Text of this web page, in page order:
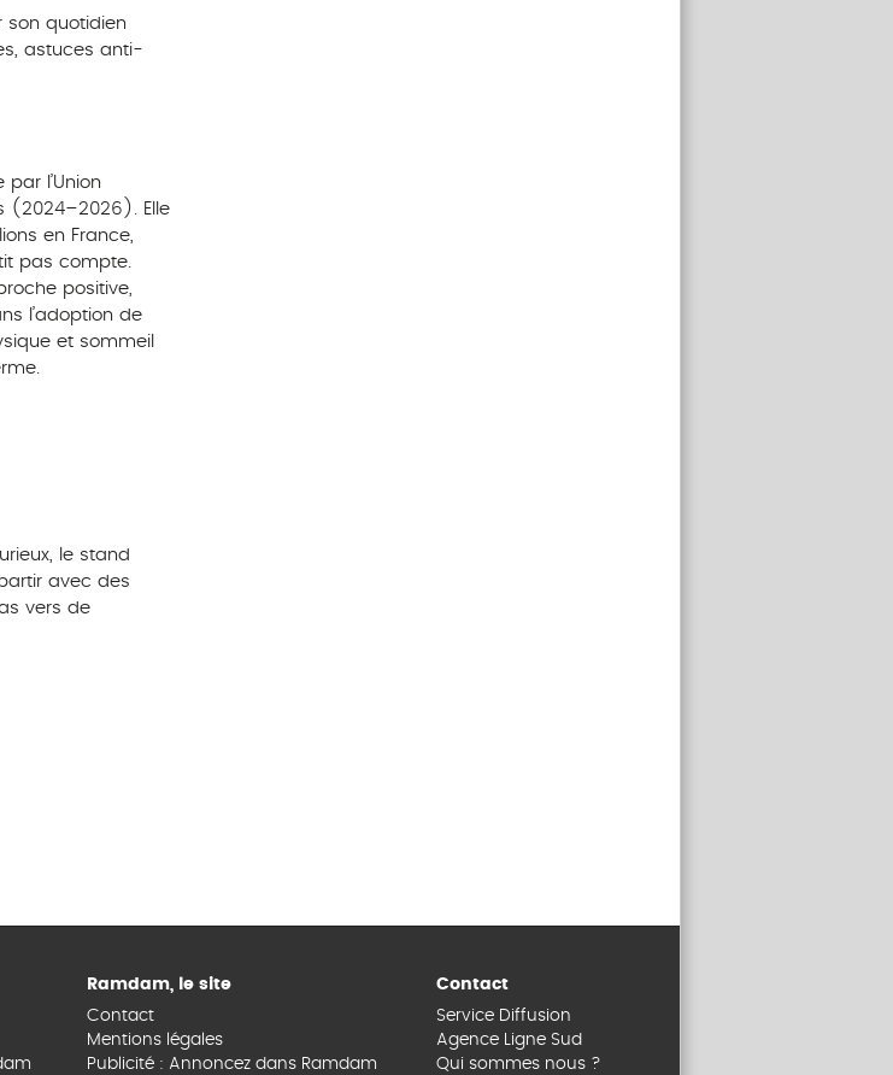
son quotidien
astuces anti-
l’Union
(2024–2026). Elle
en France,
pas compte.
positive,
l’adoption de
et sommeil
le stand
avec des
vers de
Ramdam, le site
Contact
Mentions légales
Publicité : Annoncez dans Ramdam
Contact
Service Diffusion
Agence Ligne Sud
Qui sommes nous ?